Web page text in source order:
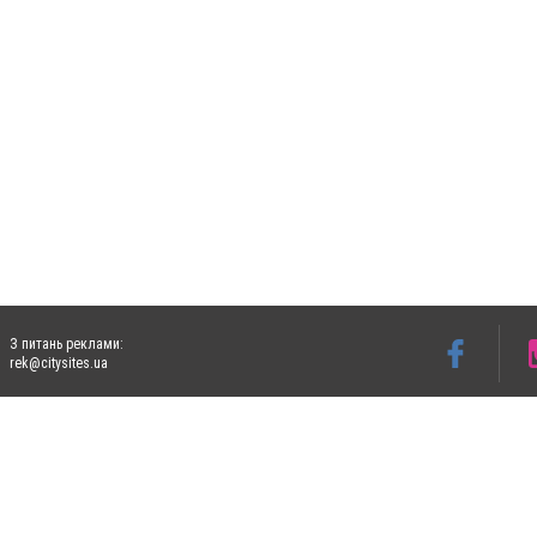
З питань реклами:
rek@citysites.ua